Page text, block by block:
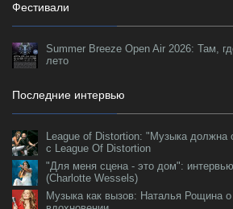
Фестивали
Summer Breeze Open Air 2026: Там,
лето
Последние интервью
League of Distortion: "Музыка должна
с League Of Distortion
"Для меня сцена - это дом":
(Charlotte Wessels)
Музыка как вызов: Наталья Рощина